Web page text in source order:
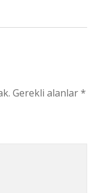
Gerekli alanlar*